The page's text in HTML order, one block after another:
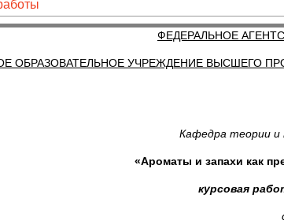
ФЕДЕРАЛЬНОЕ
ОБРАЗОВАТЕЛЬНОЕ УЧРЕЖДЕНИЕ ВЫСШЕГО
Кафедра теории и
«Ароматы и запахи как
курсовая